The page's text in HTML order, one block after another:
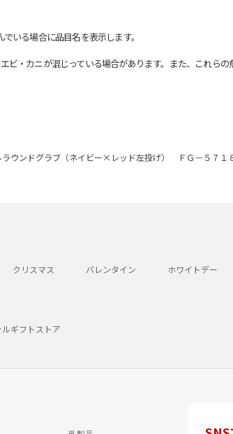
いる場合に品目名を表示します。
カニが混じっている場合があります。また、これらの
ラウンドグラブ（ネイビー×レッド左投げ） ＦＧ－５７１
クリスマス バレンタイン ホワイトデー
ルギフトストア